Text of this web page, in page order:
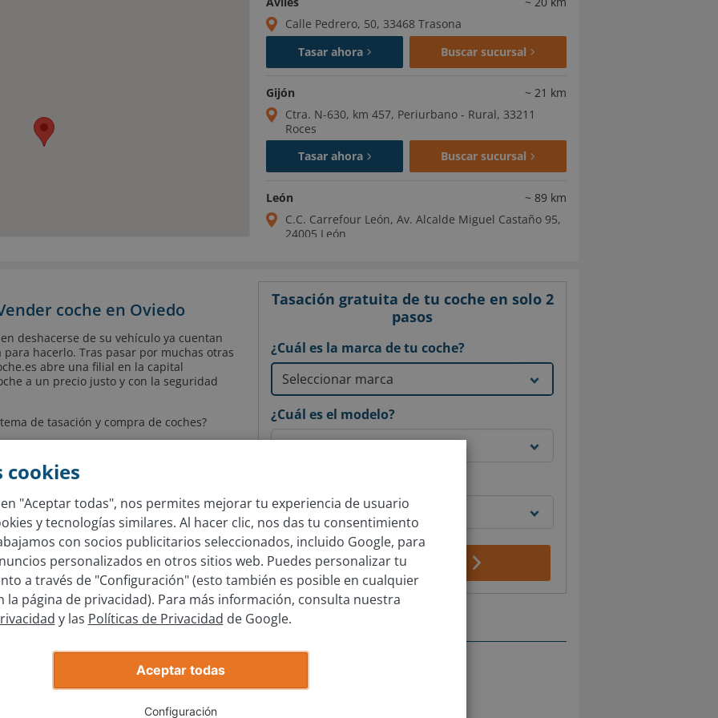
Calle Pedrero, 50, 33468 Trasona
Tasar ahora
Buscar sucursal
Gijón ~ 21 km
Ctra. N-630, km 457, Periurbano - Rural, 33211
Roces
Tasar ahora
Buscar sucursal
León ~ 89 km
C.C. Carrefour León, Av. Alcalde Miguel Castaño 95,
24005 León
coche en Oviedo
deshacerse de su vehículo ya cuentan
hacerlo. Tras pasar por muchas otras
abre una filial en la capital
a un precio justo y con la seguridad
de tasación y compra de coches?
y te lo enviaremos directamente online.
compraremos tu coche al instante y nos
este proceso es completamente
a nada. ¿A qué esperas para traernos tu
Tasación gratuita de tu coche en solo 2
pasos
¿Cuál es la marca de tu coche?
¿Cuál es el modelo?
Obtener tasación
Sucursal Santander
cookies
"Aceptar todas", nos permites mejorar tu experiencia de usuario
y tecnologías similares. Al hacer clic, nos das tu consentimiento
con socios publicitarios seleccionados, incluido Google, para
personalizados en otros sitios web. Puedes personalizar tu
a través de "Configuración" (esto también es posible en cualquier
la página de privacidad). Para más información, consulta nuestra
y las Políticas de Privacidad de Google.
Aceptar todas
Configuración